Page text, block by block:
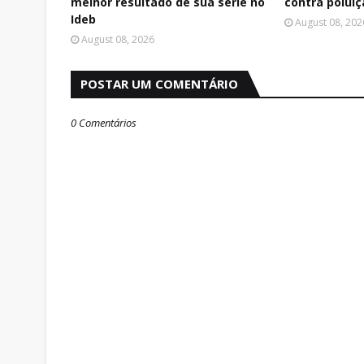
Ideb
August 08, 2026
August 08,
POSTAR UM COMENTÁRIO
0 Comentários